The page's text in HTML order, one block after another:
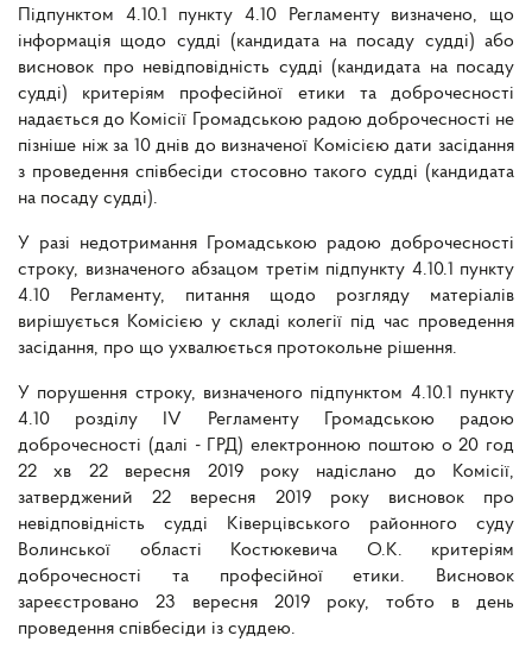
Підпунктом 4.10.1 пункту 4.10 Регламенту визначено, що
інформація щодо судді (кандидата на посаду судді) або
висновок про невідповідність судді (кандидата на посаду
судді) критеріям професійної етики та доброчесності
надається до Комісії Громадською радою доброчесності не
пізніше ніж за 10 днів до визначеної Комісією дати засідання
з проведення співбесіди стосовно такого судді (кандидата
на посаду судді).
У разі недотримання Громадською радою доброчесності
строку, визначеного абзацом третім підпункту 4.10.1 пункту
4.10 Регламенту, питання щодо розгляду матеріалів
вирішується Комісією у складі колегії під час проведення
засідання, про що ухвалюється протокольне рішення.
У порушення строку, визначеного підпунктом 4.10.1 пункту
4.10 розділу IV Регламенту Громадською радою
доброчесності (далі - ГРД) електронною поштою о 20 год
22 хв 22 вересня 2019 року надіслано до Комісії,
затверджений 22 вересня 2019 року висновок про
невідповідність судді Ківерцівського районного суду
Волинської області Костюкевича О.К. критеріям
доброчесності та професійної етики. Висновок
зареєстровано 23 вересня 2019 року, тобто в день
проведення співбесіди із суддею.